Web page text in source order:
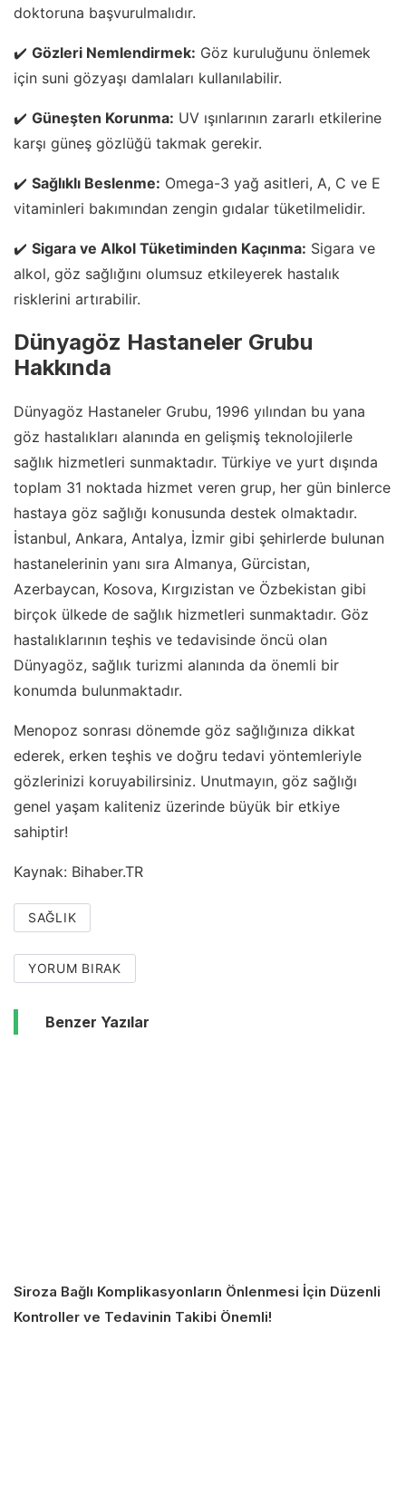
doktoruna başvurulmalıdır.
✔️ Gözleri Nemlendirmek: Göz kuruluğunu önlemek
için suni gözyaşı damlaları kullanılabilir.
✔️ Güneşten Korunma: UV ışınlarının zararlı etkilerine
karşı güneş gözlüğü takmak gerekir.
✔️ Sağlıklı Beslenme: Omega-3 yağ asitleri, A, C ve E
vitaminleri bakımından zengin gıdalar tüketilmelidir.
✔️ Sigara ve Alkol Tüketiminden Kaçınma: Sigara ve
alkol, göz sağlığını olumsuz etkileyerek hastalık
risklerini artırabilir.
Dünyagöz Hastaneler Grubu
Hakkında
Dünyagöz Hastaneler Grubu, 1996 yılından bu yana
göz hastalıkları alanında en gelişmiş teknolojilerle
sağlık hizmetleri sunmaktadır. Türkiye ve yurt dışında
toplam 31 noktada hizmet veren grup, her gün binlerce
hastaya göz sağlığı konusunda destek olmaktadır.
İstanbul, Ankara, Antalya, İzmir gibi şehirlerde bulunan
hastanelerinin yanı sıra Almanya, Gürcistan,
Azerbaycan, Kosova, Kırgızistan ve Özbekistan gibi
birçok ülkede de sağlık hizmetleri sunmaktadır. Göz
hastalıklarının teşhis ve tedavisinde öncü olan
Dünyagöz, sağlık turizmi alanında da önemli bir
konumda bulunmaktadır.
Menopoz sonrası dönemde göz sağlığınıza dikkat
ederek, erken teşhis ve doğru tedavi yöntemleriyle
gözlerinizi koruyabilirsiniz. Unutmayın, göz sağlığı
genel yaşam kaliteniz üzerinde büyük bir etkiye
sahiptir!
Kaynak: Bihaber.TR
SAĞLIK
YORUM BIRAK
Benzer Yazılar
Siroza Bağlı Komplikasyonların Önlenmesi İçin Düzenli
Kontroller ve Tedavinin Takibi Önemli!